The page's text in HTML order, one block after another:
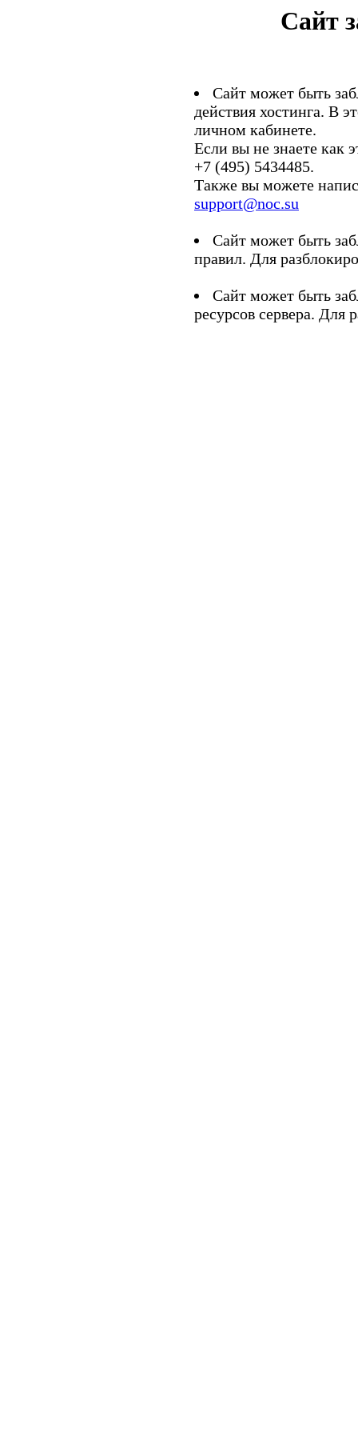
Сайт
Сайт может быть
действия хостинга. В
личном кабинете.
Если вы не знаете как
+7 (495) 5434485.
Также вы можете
support@noc.su
Сайт может быть
правил. Для
Сайт может быть
ресурсов сервера. Для